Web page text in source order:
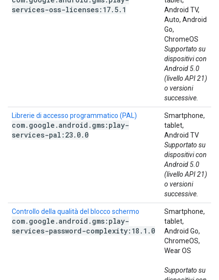
services-oss-licenses:17. 5. 1
Android TV,
Auto, Android
Go,
ChromeOS
Supportato su
dispositivi con
Android 5.0
(livello API 21)
o versioni
successive.
Librerie di accesso programmatico (PAL)
com. google .android . gms:play-
services-pal:23. 0. 0
Smartphone,
tablet,
Android TV
Supportato su
dispositivi con
Android 5.0
(livello API 21)
o versioni
successive.
Controllo della qualità del blocco schermo
com. google .android . gms:play-
services-password-complexity:18 . 1 . 0
Smartphone,
tablet,
Android Go,
ChromeOS,
Wear OS
Supportato su